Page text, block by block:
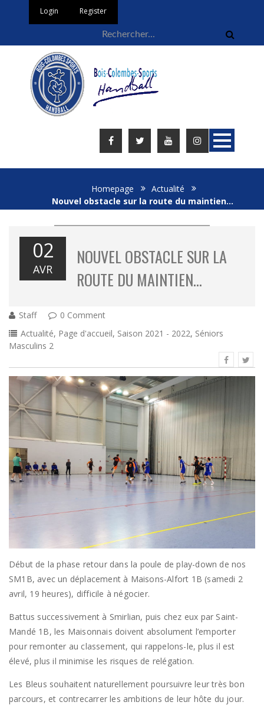
Login Register
Homepage
Actualité
Nouvel obstacle sur la route du maintien…
02
AVR
NOUVEL OBSTACLE SUR LA
ROUTE DU MAINTIEN…
Staff
0 Comment
Actualité, Page d'accueil, Saison 2021 - 2022, Séniors
Masculins 2
Début de la phase retour dans la poule de play-down de nos
SM1B, avec un déplacement à Maisons-Alfort 1B (samedi 2
avril, 19 heures), difficile à négocier.
Battus successivement à Smirlian, puis chez eux par Saint-
Mandé 1B, les Maisonnais doivent absolument l’emporter
pour remonter au classement, qui rappelons-le, plus il est
élevé, plus il minimise les risques de relégation.
Les Bleus souhaitent naturellement poursuivre leur très bon
parcours, et contrecarrer les ambitions de leur hôte du jour.